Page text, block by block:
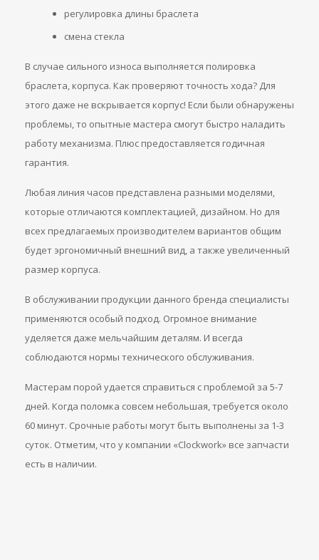
регулировка длины браслета
смена стекла
В случае сильного износа выполняется полировка
браслета, корпуса. Как проверяют точность хода? Для
этого даже не вскрывается корпус! Если были обнаружены
проблемы, то опытные мастера смогут быстро наладить
работу механизма. Плюс предоставляется годичная
гарантия.
Любая линия часов представлена разными моделями,
которые отличаются комплектацией, дизайном. Но для
всех предлагаемых производителем вариантов общим
будет эргономичный внешний вид, а также увеличенный
размер корпуса.
В обслуживании продукции данного бренда специалисты
применяются особый подход. Огромное внимание
уделяется даже мельчайшим деталям. И всегда
соблюдаются нормы технического обслуживания.
Мастерам порой удается справиться с проблемой за 5-7
дней. Когда поломка совсем небольшая, требуется около
60 минут. Срочные работы могут быть выполнены за 1-3
суток. Отметим, что у компании «Clockwork» все запчасти
есть в наличии.